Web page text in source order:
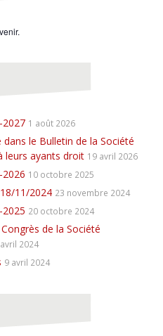
2027 1 août 2026
le Bulletin de la Société
leurs ayants droit 19 avril 2026
10 octobre 2025
11/2024 23 novembre 2024
20 octobre 2024
de la Société
2024
9 avril 2024